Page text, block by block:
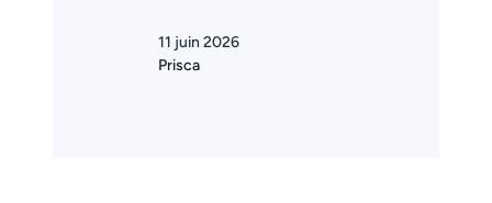
11 juin 2026
Prisca